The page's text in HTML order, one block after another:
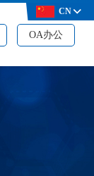
OA办公
CN